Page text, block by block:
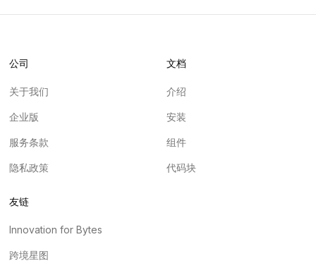
公司
关于我们
企业版
服务条款
隐私政策
文档
介绍
安装
组件
代码块
友链
Innovation for Bytes
跨境星图